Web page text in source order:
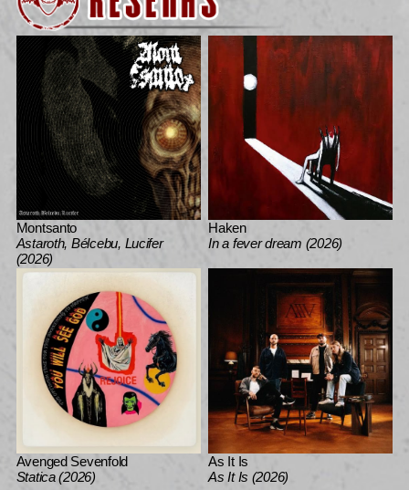
Montsanto
Astaroth, Bélcebu, Lucifer
(2026)
Haken
In a fever dream (2026)
Avenged Sevenfold
Statica (2026)
As It Is
As It Is (2026)